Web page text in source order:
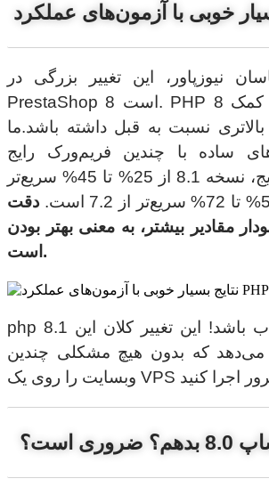
نیوزپاور، این تغییر بزرگی در
PrestaShop 8 است. PHP 8 به فروشگاه شما کمک
نسبت به قبل داشته باشد.ما
ساده با چندین فریم‌ورک رایج
داشتیم. در این نتایج، نسخه 8.1 از 25% تا 45% سریع‌تر
دقت
مقادیر بیشتر، به معنی بهتر بودن
است.
php 8.1 می تواند یک انقلاب باشد! این تغییر کلان این
می‌دهد که بدون هیچ مشکلی چندین
است؟